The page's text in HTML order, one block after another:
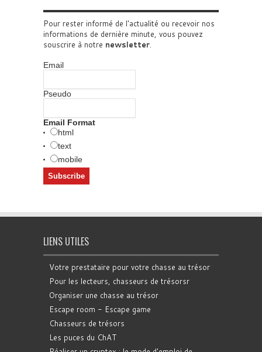
Pour rester informé de l'actualité ou recevoir nos
informations de dernière minute, vous pouvez
souscrire à notre newsletter
Email
Pseudo
Email Format
html
text
mobile
LIENS UTILES
Votre prestataire pour votre chasse au trésor
Pour les lecteurs, chasseurs de trésorsr
Organiser une chasse au trésor
Escape room - Escape game
Chasseurs de trésors
Les puces du ChAT